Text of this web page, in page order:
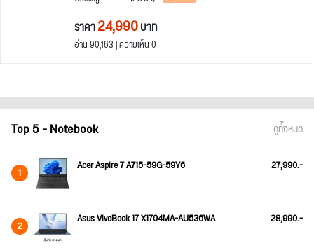
ราคา24,990บาท
อ่าน 90,163 | ความเห็น 0
Top 5 - Notebook ดูทั้งหมด
1 Acer Aspire 7 A715-59G-59Y6 27,990.-
2 Asus VivoBook 17 X1704MA-AU536WA 28,990.-